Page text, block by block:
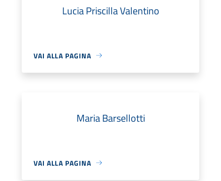
Lucia Priscilla Valentino
VAI ALLA PAGINA
Maria Barsellotti
VAI ALLA PAGINA